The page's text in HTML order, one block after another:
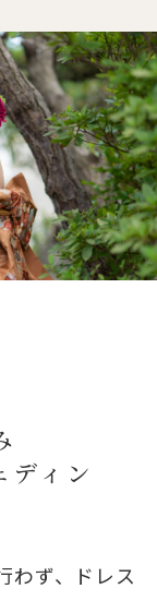
ディン
わず、ドレス